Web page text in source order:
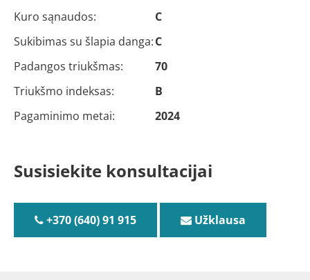
Kuro sąnaudos:
C
Sukibimas su šlapia danga:C
Padangos triukšmas:
70
Triukšmo indeksas:
B
Pagaminimo metai:
2024
Susisiekite konsultacijai
+370 (640) 91 915 Užklausa